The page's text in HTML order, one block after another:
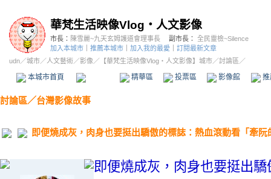
華梵生活映像Vlog‧人文影像
市長： 陳雪麗~九天玄姆護道會理事長 副市長： 全民靈檢~Silence
加入本城市
推薦本城市 加入我的最愛
訂閱最新文章
udn／城市／人文藝術／影像 ／ 【華梵生活映像Vlog‧人文影像】城市／討論區／
本城市首頁 精華區 投票區 影像館
討論區／台灣影像故事
即便燒成灰，肉身也要挺出驕傲的標誌：熱血滾動看「牽阮
即便燒成灰，肉身也要挺出